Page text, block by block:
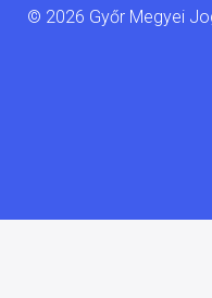
© 2026 Győr Megyei